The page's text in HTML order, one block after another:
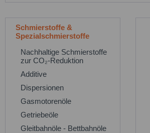
Schmierstoffe &
Spezialschmierstoffe
Nachhaltige Schmierstoffe
zur CO₂-Reduktion
Additive
Dispersionen
Gasmotorenöle
Getriebeöle
Gleitbahnöle - Bettbahnöle